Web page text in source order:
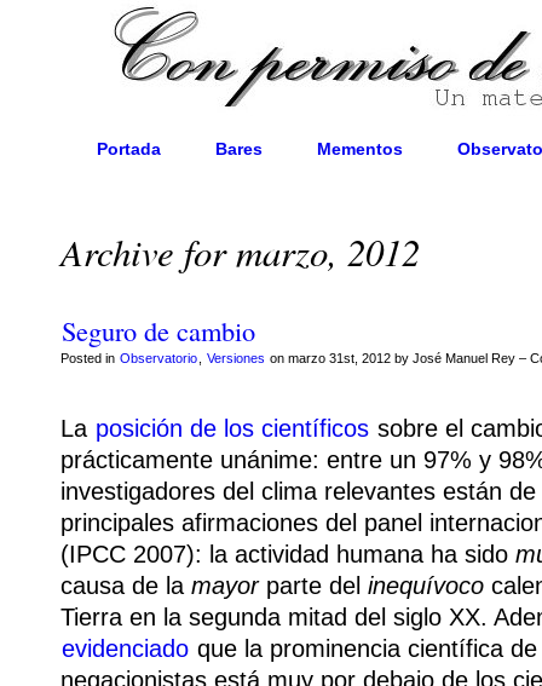
Portada Bares Mementos
Archive for marzo, 2012
Seguro de cambio
Posted in Observatorio Versiones on marzo 31st, 2012 by José Manuel Rey –
La posición de los científicos sobre el
prácticamente unánime: entre un 97% y
investigadores del clima relevantes están
principales afirmaciones del panel
(IPCC 2007): la actividad humana ha sido
causa de la mayorparte del inequívoco
Tierra en la segunda mitad del siglo XX.
evidenciado que la prominencia científica
negacionistas está muy por debajo de los